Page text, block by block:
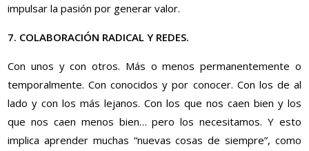
impulsar la pasión por generar valor.
7. COLABORACIÓN RADICAL Y REDES.
Con unos y con otros. Más o menos permanentemente o
temporalmente. Con conocidos y por conocer. Con los de al
lado y con los más lejanos. Con los que nos caen bien y los
que nos caen menos bien… pero los necesitamos. Y esto
implica aprender muchas “nuevas cosas de siempre”, como